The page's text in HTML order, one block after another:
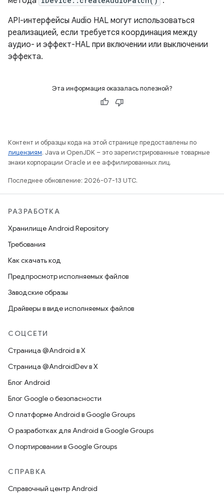
API-интерфейсы Audio HAL могут использоваться
реализацией, если требуется координация между
аудио- и эффект-HAL при включении или выключении
эффекта.
Эта информация оказалась полезной?
Контент и образцы кода на этой странице предоставлены по
лицензиям. Java и OpenJDK – это зарегистрированные товарные
знаки корпорации Oracle и ее аффилированных лиц.
Последнее обновление: 2026-07-13 UTC.
РАЗРАБОТКА
Хранилище Android Repository
Требования
Как скачать код
Предпросмотр исполняемых файлов
Заводские образы
Драйверы в виде исполняемых файлов
СОЦСЕТИ
Страница @Android в X
Страница @AndroidDev в X
Блог Android
Блог Google о безопасности
О платформе Android в Google Groups
О разработках для Android в Google Groups
О портировании в Google Groups
СПРАВКА
Справочный центр Android